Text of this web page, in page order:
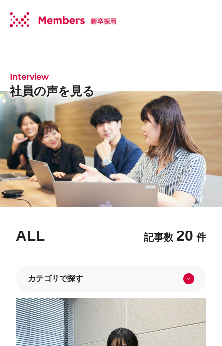
Interview
社員の声を見る
ALL 記事数 20 件
カテゴリで探す